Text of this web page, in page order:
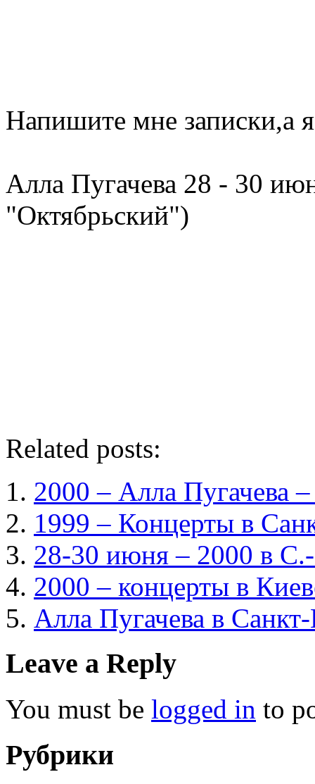
Напишите мне записки,а
Алла Пугачева 28 - 30
"Октябрьский")
Related posts:
2000 – Алла Пугачева
1999 – Концерты в
28-30 июня – 2000 в
2000 – концерты в
Алла Пугачева в
Leave a Reply
You must be logged in to
Рубрики